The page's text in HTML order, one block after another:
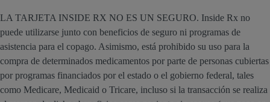
LA TARJETA INSIDE RX NO ES UN SEGURO. Inside Rx no
puede utilizarse junto con beneficios de seguro ni programas de
asistencia para el copago. Asimismo, está prohibido su uso para la
compra de determinados medicamentos por parte de personas cubiertas
por programas financiados por el estado o el gobierno federal, tales
como Medicare, Medicaid o Tricare, incluso si la transacción se realiza